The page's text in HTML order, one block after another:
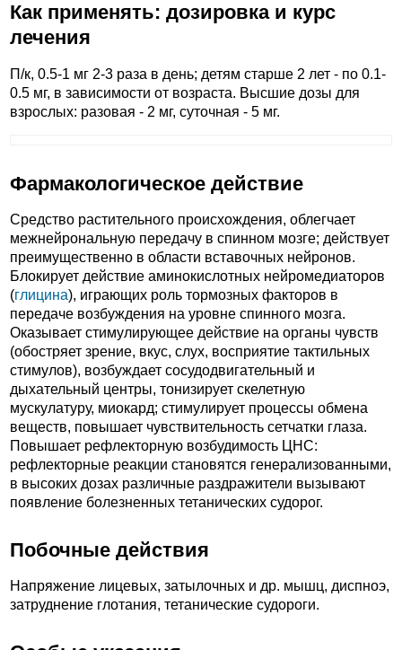
Как применять: дозировка и курс
лечения
П/к, 0.5-1 мг 2-3 раза в день; детям старше 2 лет - по 0.1-
0.5 мг, в зависимости от возраста. Высшие дозы для
взрослых: разовая - 2 мг, суточная - 5 мг.
Фармакологическое действие
Средство растительного происхождения, облегчает
межнейрональную передачу в спинном мозге; действует
преимущественно в области вставочных нейронов.
Блокирует действие аминокислотных нейромедиаторов
(глицина), играющих роль тормозных факторов в
передаче возбуждения на уровне спинного мозга.
Оказывает стимулирующее действие на органы чувств
(обостряет зрение, вкус, слух, восприятие тактильных
стимулов), возбуждает сосудодвигательный и
дыхательный центры, тонизирует скелетную
мускулатуру, миокард; стимулирует процессы обмена
веществ, повышает чувствительность сетчатки глаза.
Повышает рефлекторную возбудимость ЦНС:
рефлекторные реакции становятся генерализованными,
в высоких дозах различные раздражители вызывают
появление болезненных тетанических судорог.
Побочные действия
Напряжение лицевых, затылочных и др. мышц, диспноэ,
затруднение глотания, тетанические судороги.